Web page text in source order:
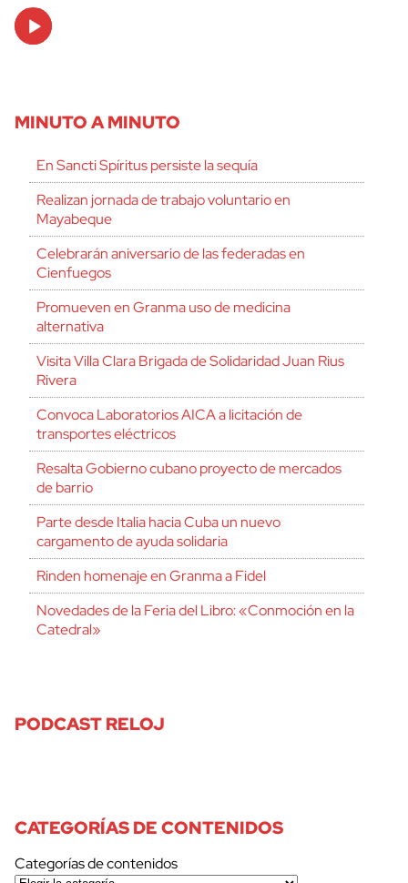
Audio
Player
MINUTO A MINUTO
En Sancti Spíritus persiste la sequía
Realizan jornada de trabajo voluntario en
Mayabeque
Celebrarán aniversario de las federadas en
Cienfuegos
Promueven en Granma uso de medicina
alternativa
Visita Villa Clara Brigada de Solidaridad Juan Rius
Rivera
Convoca Laboratorios AICA a licitación de
transportes eléctricos
Resalta Gobierno cubano proyecto de mercados
de barrio
Parte desde Italia hacia Cuba un nuevo
cargamento de ayuda solidaria
Rinden homenaje en Granma a Fidel
Novedades de la Feria del Libro: «Conmoción en la
Catedral»
PODCAST RELOJ
CATEGORÍAS DE CONTENIDOS
Categorías de contenidos